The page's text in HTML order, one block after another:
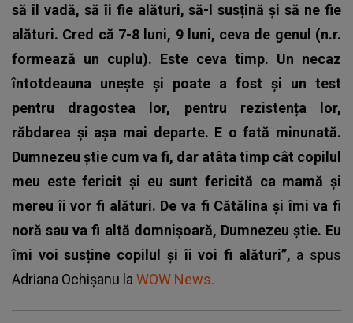
să îl vadă, să îi fie alături, să-l susțină și să ne fie
alături. Cred că 7-8 luni, 9 luni, ceva de genul (n.r.
formează un cuplu). Este ceva timp. Un necaz
întotdeauna unește și poate a fost și un test
pentru dragostea lor, pentru rezistența lor,
răbdarea și așa mai departe. E o fată minunată.
Dumnezeu știe cum va fi, dar atâta timp cât copilul
meu este fericit și eu sunt fericită ca mamă și
mereu îi vor fi alături. De va fi Cătălina și îmi va fi
noră sau va fi altă domnișoară, Dumnezeu știe. Eu
îmi voi susține copilul și îi voi fi alături”, a spus
Adriana Ochișanu la WOW News.